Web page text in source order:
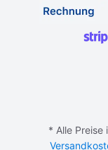
* Alle Preise